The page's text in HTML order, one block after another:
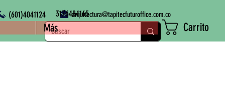
(601)4041124 3176484165
Más
arquitectura@tapitecfuturoffice.com.co
Carrito